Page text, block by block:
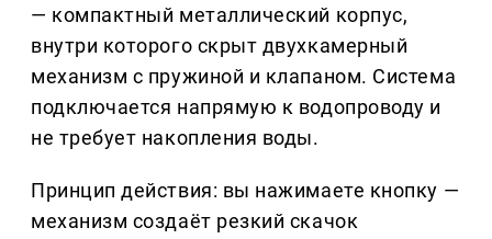
— компактный металлический корпус,
внутри которого скрыт двухкамерный
механизм с пружиной и клапаном. Система
подключается напрямую к водопроводу и
не требует накопления воды.
Принцип действия: вы нажимаете кнопку —
механизм создаёт резкий скачок